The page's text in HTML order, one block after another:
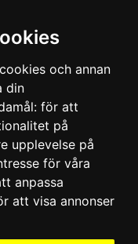
och annan
din
för att
på
upplevelse på
för våra
anpassa
att visa annonser